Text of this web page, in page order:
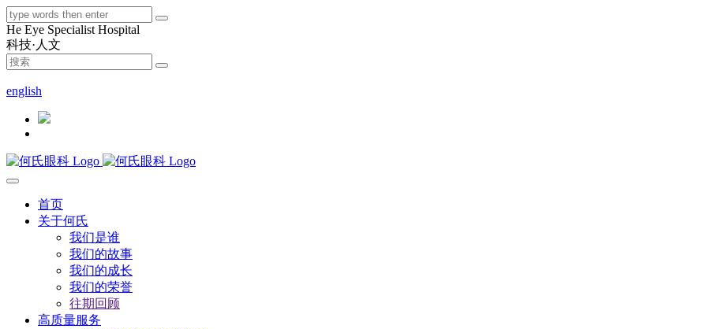
He Eye Specialist Hospital
科技·人文
english
首页
关于何氏
我们是谁
我们的故事
我们的成长
我们的荣誉
往期回顾
高质量服务